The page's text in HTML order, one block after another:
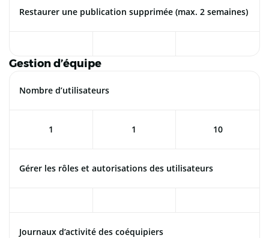
Restaurer une publication supprimée (max. 2 semaines)
Gestion d’équipe
Nombre d’utilisateurs
1 1 10
Gérer les rôles et autorisations des utilisateurs
Journaux d’activité des coéquipiers